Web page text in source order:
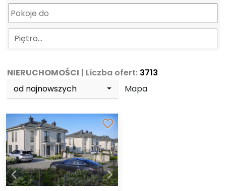
Piętro…
NIERUCHOMOŚCI | Liczba ofert: 3713
od najnowszych
Mapa